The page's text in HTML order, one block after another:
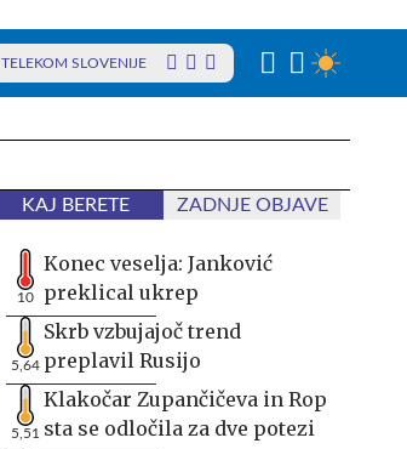
TELEKOM SLOVENIJE
KAJ BERETE ZADNJE OBJAVE
10
Konec veselja: Janković
preklical ukrep
5,64
Skrb vzbujajoč trend
preplavil Rusijo
5,51
Klakočar Zupančičeva in Rop
sta se odločila za dve potezi